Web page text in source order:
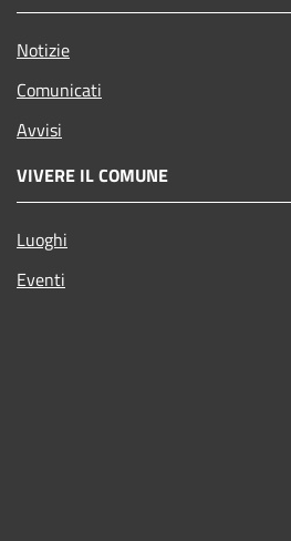
Notizie
Comunicati
Avvisi
VIVERE IL COMUNE
Luoghi
Eventi